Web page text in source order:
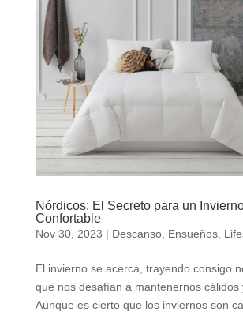
Nórdicos: El Secreto para un
Confortable
Nov 30, 2023 | Descanso, Ensueños,
El invierno se acerca, trayendo consigo
que nos desafían a mantenernos cálidos
Aunque es cierto que los inviernos son